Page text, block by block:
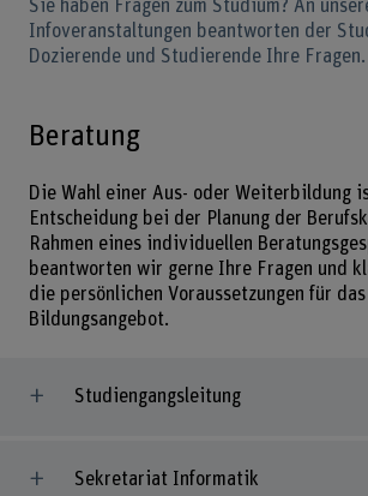
Sie haben Fragen zum Studium? An
Infoveranstaltungen beantworten der
Dozierende und Studierende Ihre Fragen.
Beratung
Die Wahl einer Aus- oder Weiterbildung
Entscheidung bei der Planung der
Rahmen eines individuellen
beantworten wir gerne Ihre Fragen und
die persönlichen Voraussetzungen für
Bildungsangebot.
Studiengangsleitung
Sekretariat Informatik